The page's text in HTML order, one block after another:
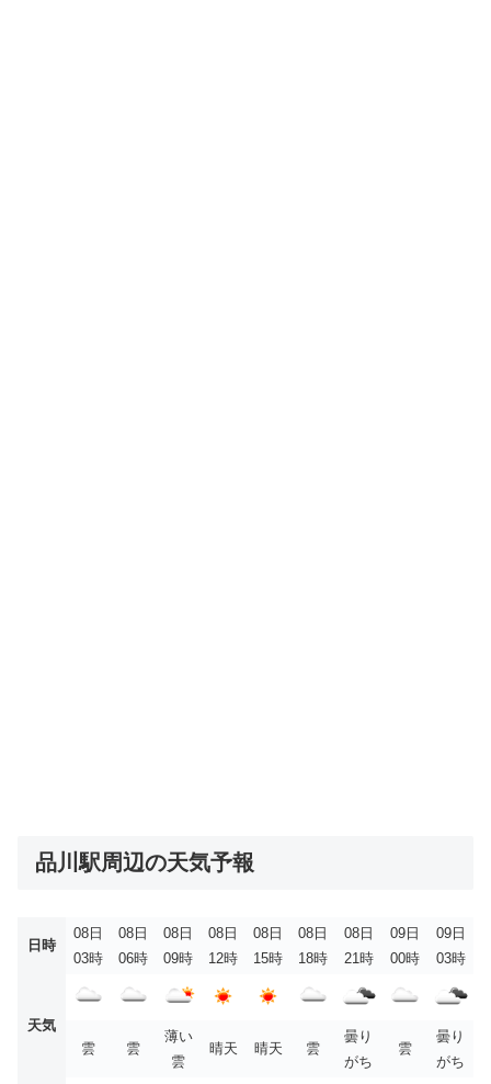
品川駅周辺の天気予報
日時
08日
03時
08日
06時
08日
09時
08日
12時
08日
15時
08日
18時
08日
21時
09日
00時
09日
03時
天気
雲
雲
薄い
雲
晴天 晴天 雲
曇り
がち
雲
曇り
がち